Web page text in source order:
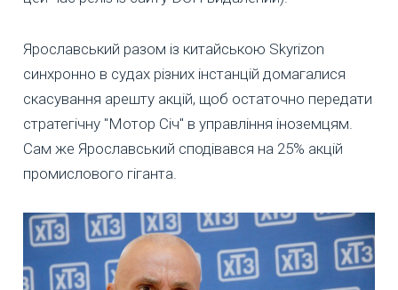
Ярославський разом із китайською Skyrizon
синхронно в судах різних інстанцій домагалися
скасування арешту акцій, щоб остаточно передати
стратегічну "Мотор Січ" в управління іноземцям.
Сам же Ярославський сподівався на 25% акцій
промислового гіганта.